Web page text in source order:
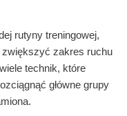
rutyny treningowej,
zakres ruchu
technik, które
główne grupy